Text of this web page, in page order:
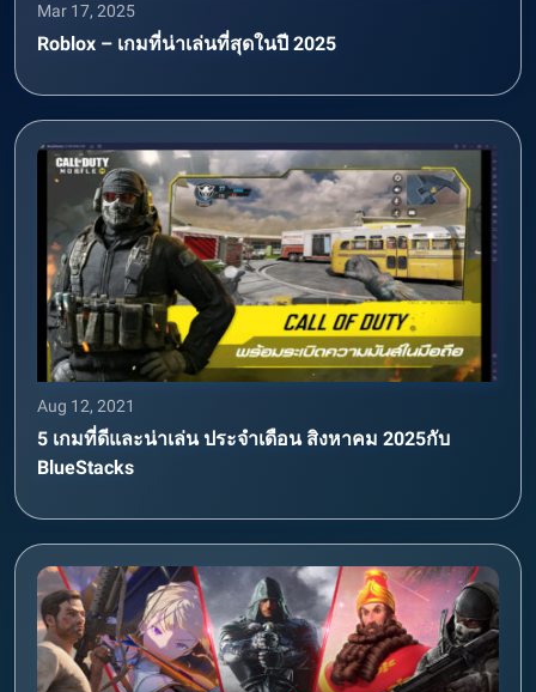
Mar 17, 2025
Roblox – เกมที่น่าเล่นที่สุดในปี 2025
Aug 12, 2021
5 เกมที่ดีและน่าเล่น ประจำเดือน สิงหาคม 2025กับ
BlueStacks